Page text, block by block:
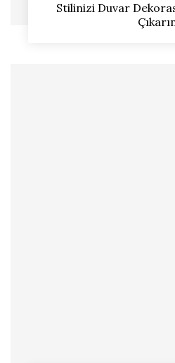
Stilinizi Duvar